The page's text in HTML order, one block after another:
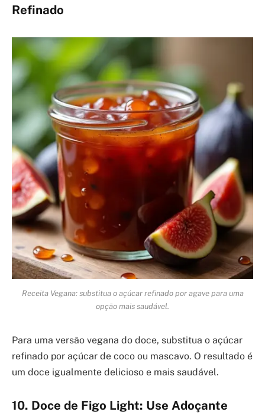
Refinado
Receita Vegana: substitua o açúcar refinado por agave para uma
opção mais saudável.
Para uma versão vegana do doce, substitua o açúcar
refinado por açúcar de coco ou mascavo. O resultado é
um doce igualmente delicioso e mais saudável.
10. Doce de Figo Light: Use Adoçante